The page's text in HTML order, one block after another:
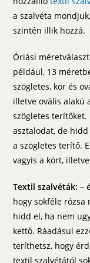
a szalvéta
szintén illik hozzá.
Óriási
például, 13
szögletes, kör és
illetve ovális alakú
szögletes
asztalodat, de
a szögletes terítő.
vagyis a kört,
Textil szalvéták: –
hogy sokféle
hidd el, ha nem
kettő. Ráadásul
teríthetsz, hogy
textil szalvétától